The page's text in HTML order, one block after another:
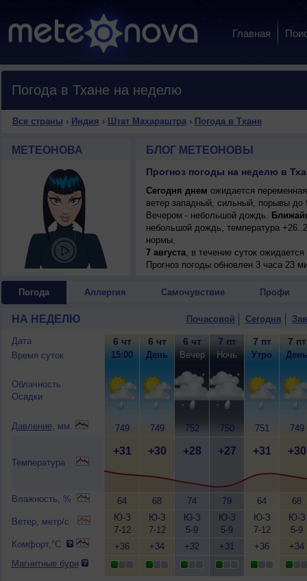
Главная
Погода в Тхане на неделю
Все страны › Индия › Штат Махараштра› Погода в Тхане
МЕТЕОНОВА БЛОГ МЕТЕОНОВЫ
Прогноз погоды на неделю в
Сегодня днем ожидается
ветер западный, сильный, порывы
Вечером - небольшой дождь.
небольшой дождь, температура
нормы.
7 августа, в течение суток
ночью +26..28°, днем +29..31°, ветер
Прогноз погоды обновлен 3 часа 23
Погода Аллергия Самочувствие Профи
НА НЕДЕЛЮ Почасовой Сегодня
Дата
Время суток
Облачность
Осадки
Давление, мм.
Температура
Влажность, %
Ветер, метр/с
Комфорт,°C
Магнитные бури
6 чт
15:00
749
+31
64
Ю-З
7-12
+36
6 чт
День
749
+30
68
Ю-З
7-12
+34
6 чт
Вечер
752
+28
74
Ю-З
5-9
+32
7 пт
Ночь
750
+27
79
Ю-З
5-9
+31
7 пт
Утро
751
+31
64
Ю-З
7-12
+36
7 пт
День
749
+30
68
Ю-З
5-9
+34